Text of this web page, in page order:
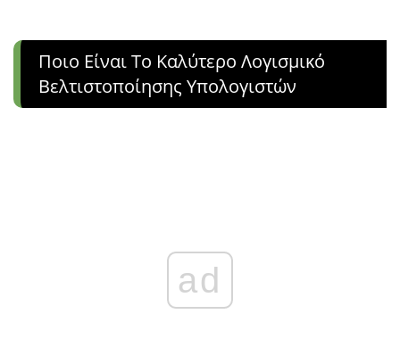
Ποιο Είναι Το Καλύτερο Λογισμικό
Βελτιστοποίησης Υπολογιστών
ad